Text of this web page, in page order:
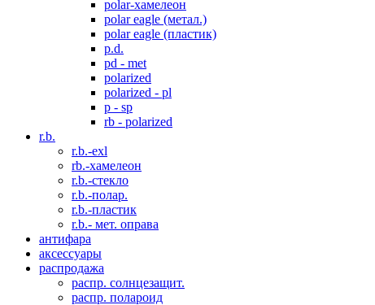
polar-хамелеон
polar eagle (метал.)
polar eagle (пластик)
p.d.
pd - met
polarized
polarized - pl
p - sp
rb - polarized
r.b.
r.b.-exl
rb.-хамелеон
r.b.-стекло
r.b.-полар.
r.b.-пластик
r.b.- мет. оправа
антифара
аксессуары
распродажа
распр. солнцезащит.
распр. полароид